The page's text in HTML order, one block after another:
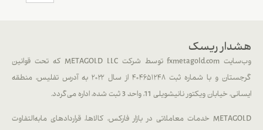
هشدار ریسک
وب‌سایت fxmetagold.com توسط شرکت METAGOLD LLC که تحت قوانین
گرجستان و با شماره ثبت ۴۰۴۶۵۱۲۴۸ از سال ۲۰۲۲ به آدرس تفلیس، منطقه
ایسانی، خیابان ویکتور نانیشویلی 11، واحد 3 ثبت شده، اداره می‌گردد.
METAGOLD خدمات معاملاتی در بازار فارکس، کالاها، قراردادهای مابه‌التفاوت